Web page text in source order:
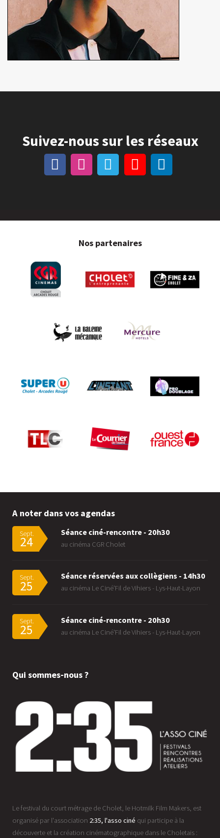
Suivez-nous sur les réseaux
Nos partenaires
A noter dans vos agendas
Sept.
24
Séance ciné-rencontre - 20h30
au cinéma CGR Cholet
Sept.
25
Séance réservées aux collègiens - 14h30
au cinéma Le Ciné'Fil de Vihiers - Lys-Haut-Layon
Sept.
25
Séance ciné-rencontre - 20h30
au cinéma Le Ciné'Fil de Vihiers - Lys-Haut-Layon
Qui sommes-nous ?
Le festival du court métrage de Cholet, le Hotmilk Film Makers, est
organisé par l'association 2:35, l'asso ciné qui participe à la
découverte et la création cinématographique dans le Choletais :